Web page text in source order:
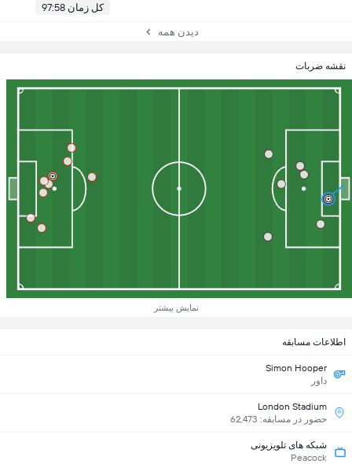
کل زمان 97:58
دیدن همه
نقشه ضربات
نمایش بیشتر
اطلاعات مسابقه
Simon Hooper
داور
London Stadium
حضور در مسابقه: 62,473
شبکه های تلویزیونی
Peacock